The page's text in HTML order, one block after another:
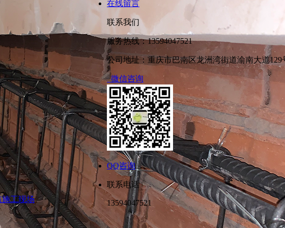
施工现场
在线留言
联系我们
服务热线：13594047521
公司地址：重庆市巴南区龙洲湾街道渝南大道129
微信咨询
QQ咨询
联系电话
13594047521